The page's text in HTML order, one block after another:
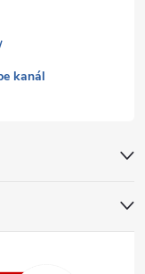
kanál